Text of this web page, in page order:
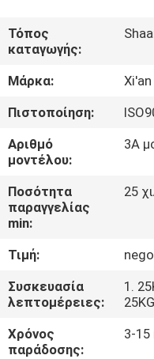
ΕΚΠΟΜΠΉ
VR
ΣΧΕΤΙΚΆ
ΜΕ
ΕΜΆΣ
ΞΕΝΆΓΗΣΗ
ΕΡΓΟΣΤΆΣΙΟ
ΠΟΙΟΤΙΚΌΣ
ΈΛΕΓΧΟΣ
Τόπος
καταγωγής:
Μάρκα:
Πιστοποίηση:
Αριθμό
μοντέλου:
3A
Ποσότητα
παραγγελίας
min:
25
Τιμή:
Συσκευασία
λεπτομέρειες:
1.
Χρόνος
παράδοσης:
3-15